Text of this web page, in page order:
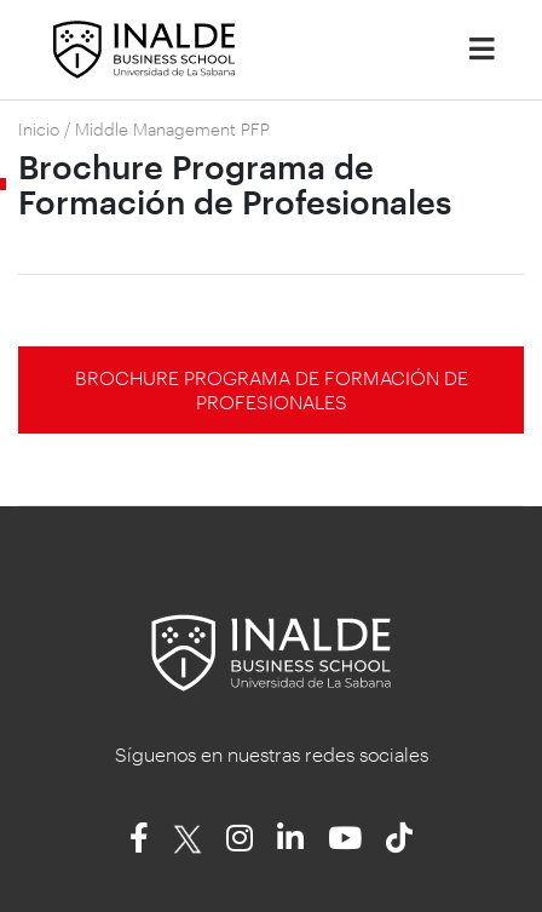
Inicio / Middle Management PFP
Brochure Programa de
Formación de Profesionales
BROCHURE PROGRAMA DE FORMACIÓN DE
PROFESIONALES
Síguenos en nuestras redes sociales